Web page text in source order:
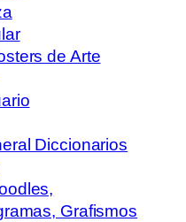
de Arte
Diccionarios
Grafismos